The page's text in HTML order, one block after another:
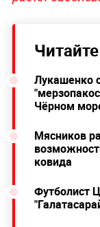
Лукашенко
Чёрном
Мясников
ковида
Футболист